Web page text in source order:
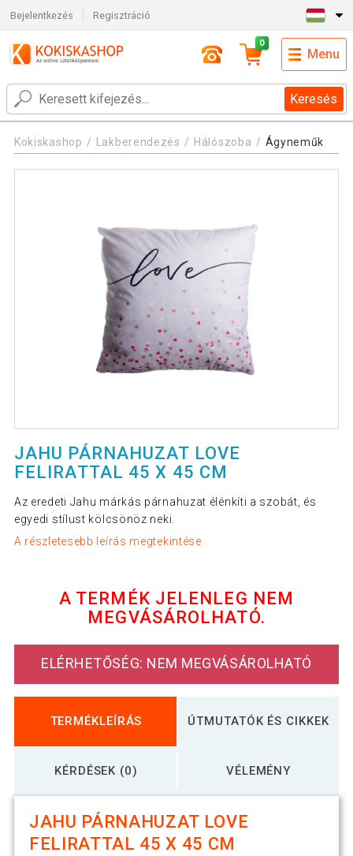
Bejelentkezés Regisztráció
Keresés
0
Menu
Kokiskashop Lakberendezés Hálószoba Ágyneműk
JAHU PÁRNAHUZAT LOVE
FELIRATTAL 45 X 45 CM
Az eredeti Jahu márkás párnahuzat élénkíti a szobát, és
egyedi stílust kölcsönöz neki.
A részletesebb leírás megtekintése
A TERMÉK JELENLEG NEM
MEGVÁSÁROLHATÓ.
ELÉRHETŐSÉG: NEM MEGVÁSÁROLHATÓ
TERMÉKLEÍRÁS ÚTMUTATÓK ÉS CIKKEK
KÉRDÉSEK (0) VÉLEMÉNY
JAHU PÁRNAHUZAT LOVE
FELIRATTAL 45 X 45 CM